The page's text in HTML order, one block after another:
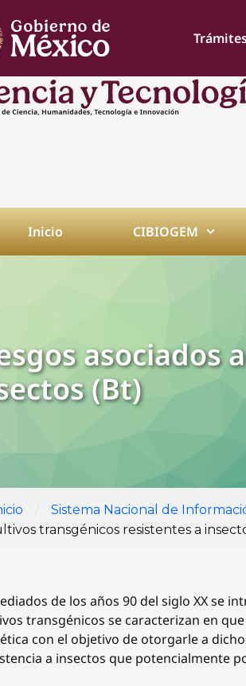
Inicio CIBIOGEM
asociados
(Bt)
Sistema Nacional de
transgénicos resistentes a
de los años 90 del siglo XX se
transgénicos se caracterizan en
con el objetivo de otorgarle a
a insectos que potencialmente